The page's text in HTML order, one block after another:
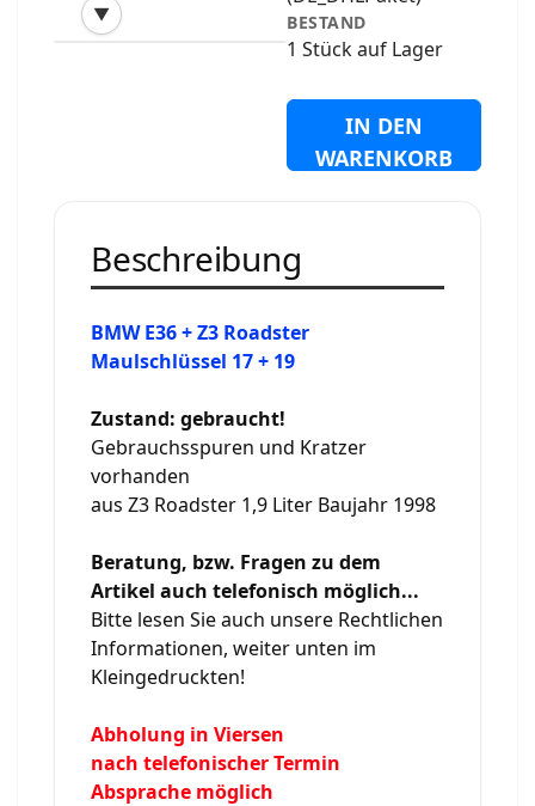
▼
‹ BESTAND
1 Stück auf Lager
IN DEN
WARENKORB
Beschreibung
BMW E36 + Z3 Roadster
Maulschlüssel 17 + 19
Zustand: gebraucht!
Gebrauchsspuren und Kratzer
vorhanden
aus Z3 Roadster 1,9 Liter Baujahr 1998
Beratung, bzw. Fragen zu dem
Artikel auch telefonisch möglich...
Bitte lesen Sie auch unsere Rechtlichen
Informationen, weiter unten im
Kleingedruckten!
Abholung in Viersen
nach telefonischer Termin
Absprache möglich